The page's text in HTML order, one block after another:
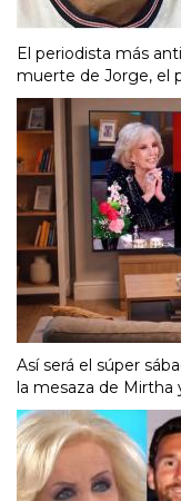
El periodista más
muerte de Jorge, el
Así será el súper
la mesaza de Mirtha